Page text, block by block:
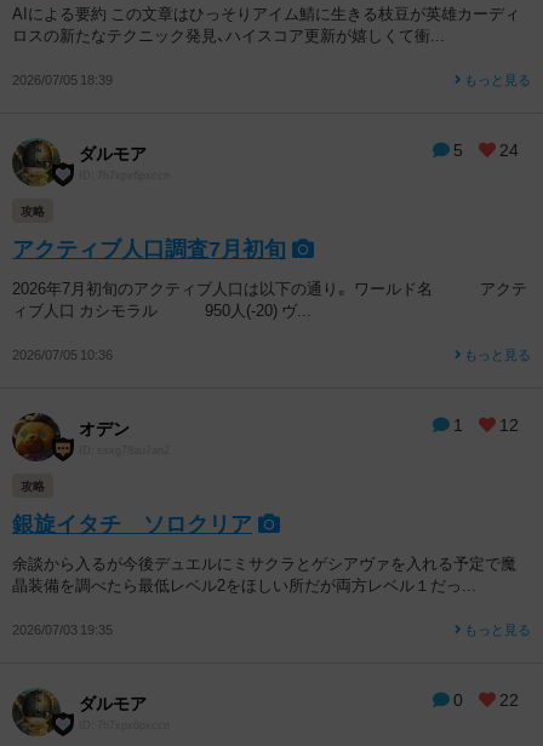
AIによる要約 この文章はひっそりアイム鯖に生きる枝豆が英雄カーディ
ロスの新たなテクニック発見、ハイスコア更新が嬉しくて衝...
2026/07/05 18:39 もっと見る
5 24
ダルモア
攻略
アクティブ人口調査7月初旬
2026年7月初旬のアクティブ人口は以下の通り。 ワールド名 アクテ
ィブ人口 カシモラル 950人(-20) ヴ...
2026/07/05 10:36 もっと見る
1 12
オデン
攻略
銀旋イタチ ソロクリア
余談から入るが今後デュエルにミサクラとゲシアヴァを入れる予定で魔
晶装備を調べたら最低レベル2をほしい所だが両方レベル１だっ...
2026/07/03 19:35 もっと見る
0 22
ダルモア